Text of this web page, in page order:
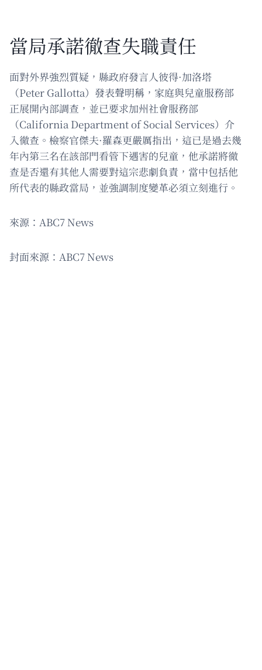
當局承諾徹查失職責任
面對外界強烈質疑，縣政府發言人彼得·加洛塔
（Peter Gallotta）發表聲明稱，家庭與兒童服務部
正展開內部調查，並已要求加州社會服務部
（California Department of Social Services）介
入徹查。檢察官傑夫·羅森更嚴厲指出，這已是過去幾
年內第三名在該部門看管下遇害的兒童，他承諾將徹
查是否還有其他人需要對這宗悲劇負責，當中包括他
所代表的縣政當局，並強調制度變革必須立刻進行。
來源：ABC7 News
封面來源：ABC7 News